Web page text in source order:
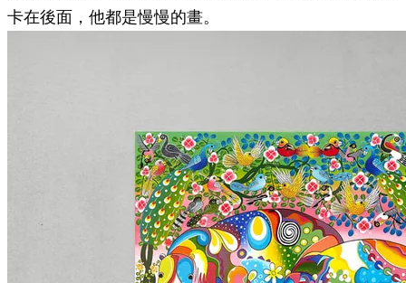
卡在後面，他都是慢慢的畫。